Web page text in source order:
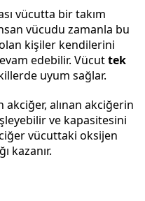
vücutta bir takım
vücudu zamanla bu
kişiler kendilerini
edebilir. Vücuttek
uyum sağlar.
alınan akciğerin
ve kapasitesini
vücuttaki oksijen
kazanır.